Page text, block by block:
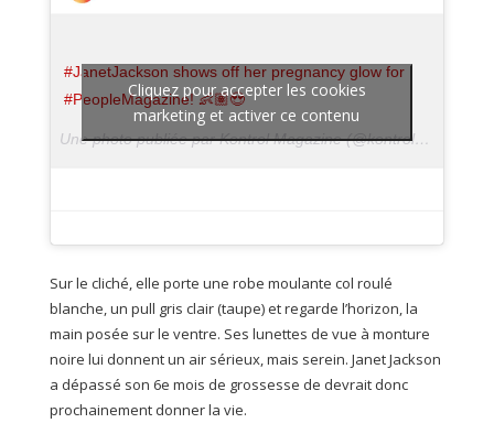
#JanetJackson shows off her pregnancy glow for
#PeopleMagazine! 👶🏽😍
Une photo publiée par Kontrol Magazine (@kontrolmag) le
Cliquez pour accepter les cookies
marketing et activer ce contenu
Sur le cliché, elle porte une robe moulante col roulé
blanche, un pull gris clair (taupe) et regarde l’horizon, la
main posée sur le ventre. Ses lunettes de vue à monture
noire lui donnent un air sérieux, mais serein. Janet Jackson
a dépassé son 6e mois de grossesse de devrait donc
prochainement donner la vie.